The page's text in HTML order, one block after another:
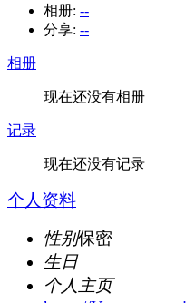
相册: --
分享: --
相册
现在还没有相册
记录
现在还没有记录
个人资料
性别保密
生日
个人主页